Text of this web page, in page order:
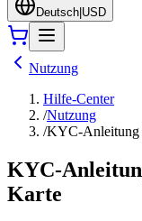
Deutsch USD
Nutzung
Hilfe-Center
/Nutzung
/KYC-Anleitung
KYC-
Karte